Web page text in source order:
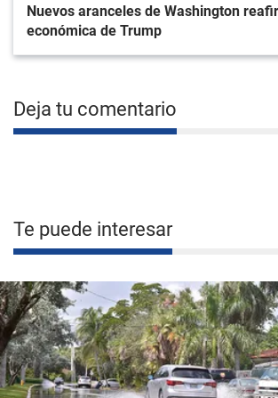
Nuevos aranceles de Washington
económica de Trump
Deja tu comentario
Te puede interesar